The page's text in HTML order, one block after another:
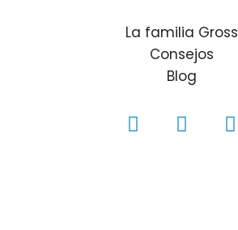
La familia Gross
Consejos
Blog